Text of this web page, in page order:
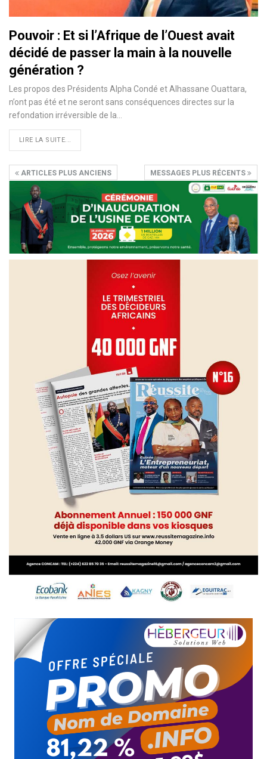
Pouvoir : Et si l’Afrique de l’Ouest avait
décidé de passer la main à la nouvelle
génération ?
Les propos des Présidents Alpha Condé et Alhassane Ouattara,
n’ont pas été et ne seront sans conséquences directes sur la
refondation irréversible de la
LIRE LA SUITE...
ARTICLES PLUS ANCIENS MESSAGES PLUS RÉCENTS